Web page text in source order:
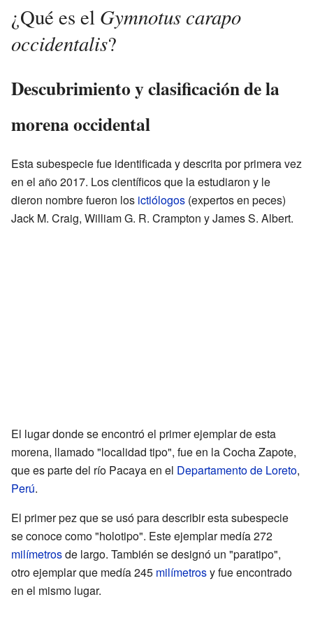
¿Qué es el Gymnotus carapo
occidentalis?
Descubrimiento y clasificación de la
morena occidental
Esta subespecie fue identificada y descrita por primera vez
en el año 2017. Los científicos que la estudiaron y le
dieron nombre fueron los ictiólogos (expertos en peces)
Jack M. Craig, William G. R. Crampton y James S. Albert.
El lugar donde se encontró el primer ejemplar de esta
morena, llamado "localidad tipo", fue en la Cocha Zapote,
que es parte del río Pacaya en el Departamento de Loreto,
Perú.
El primer pez que se usó para describir esta subespecie
se conoce como "holotipo". Este ejemplar medía 272
milímetrosde largo. También se designó un "paratipo",
otro ejemplar que medía 245 milímetrosy fue encontrado
en el mismo lugar.